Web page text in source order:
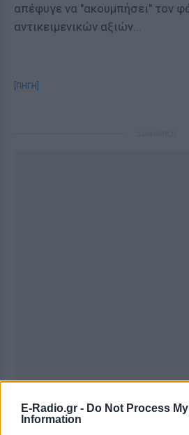
E-Radio.gr - Do Not Process
Information
απέφυγε να "ακουμπήσει" τον
αντικειμενικών αξιών...
[ΠΗΓΗ]